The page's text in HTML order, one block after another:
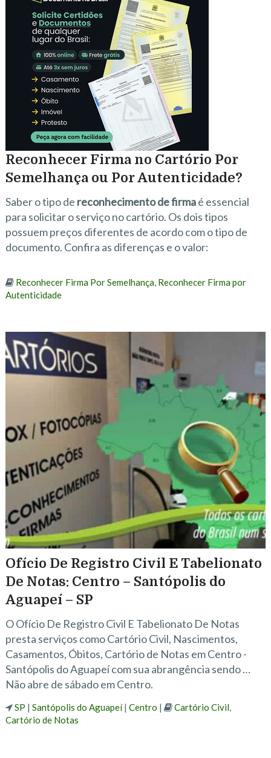
Reconhecer Firma no Cartório Por
Semelhança ou Por Autenticidade?
Saber o tipo de reconhecimento de firmaé essencial
para solicitar o serviço no cartório. Os dois tipos
possuem preços diferentes de acordo com o tipo de
documento. Confira as diferenças e o valor:
Reconhecer Firma Por Semelhança, Reconhecer Firma por
Autenticidade
Ofício De Registro Civil E Tabelionato
De Notas: Centro – Santópolis do
Aguapeí – SP
O Ofício De Registro Civil E Tabelionato De Notas
presta serviços como Cartório Civil, Nascimentos,
Casamentos, Óbitos, Cartório de Notas em Centro -
Santópolis do Aguapeí com sua abrangência sendo …
Não abre de sábado em Centro.
SP | Santópolis do Aguapeí| Centro | Cartório Civil,
Cartório de Notas